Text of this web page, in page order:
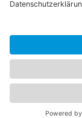
plus delivery